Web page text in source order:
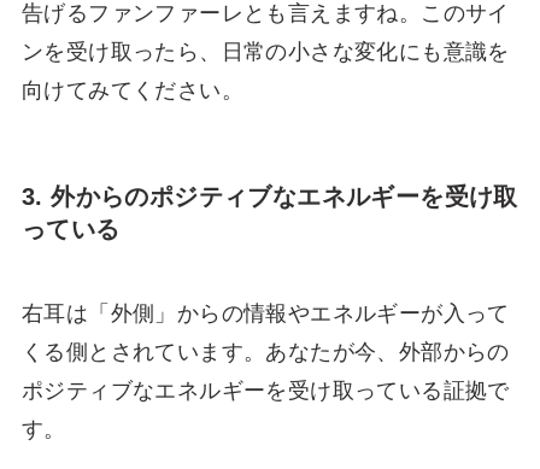
告げるファンファーレとも言えますね。このサイ
ンを受け取ったら、日常の小さな変化にも意識を
向けてみてください。
3. 外からのポジティブなエネルギーを受け取
っている
右耳は「外側」からの情報やエネルギーが入って
くる側とされています。あなたが今、外部からの
ポジティブなエネルギーを受け取っている証拠で
す。